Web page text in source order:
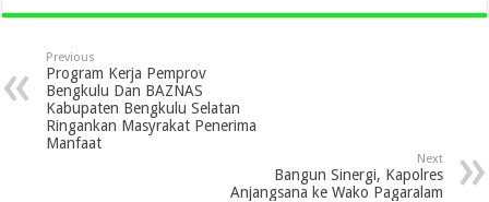
Previous
Program Kerja Pemprov
Bengkulu Dan BAZNAS
Kabupaten Bengkulu Selatan
Ringankan Masyrakat Penerima
Manfaat
Next
Bangun Sinergi, Kapolres
Anjangsana ke Wako Pagaralam